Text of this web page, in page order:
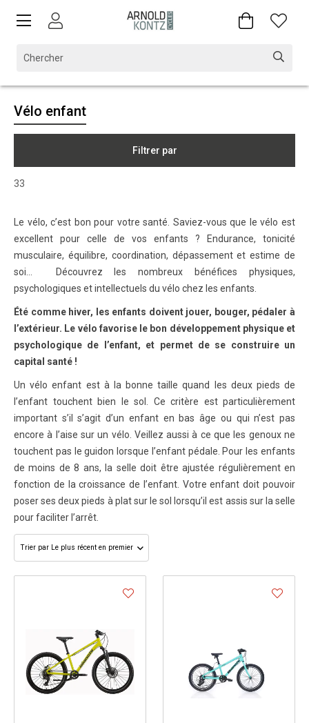
Vélo enfant
Filtrer par
33
Le vélo, c’est bon pour votre santé. Saviez-vous que le vélo est
excellent pour celle de vos enfants ? Endurance, tonicité
musculaire, équilibre, coordination, dépassement et estime de
soi… Découvrez les nombreux bénéfices physiques,
psychologiques et intellectuels du vélo chez les enfants.
Été comme hiver, les enfants doivent jouer, bouger, pédaler à
l’extérieur. Le vélo favorise le bon développement physique et
psychologique de l’enfant, et permet de se construire un
capital santé !
Un vélo enfant est à la bonne taille quand les deux pieds de
l’enfant touchent bien le sol. Ce critère est particulièrement
important s’il s’agit d’un enfant en bas âge ou qui n’est pas
encore à l’aise sur un vélo. Veillez aussi à ce que les genoux ne
touchent pas le guidon lorsque l’enfant pédale. Pour les enfants
de moins de 8 ans, la selle doit être ajustée régulièrement en
fonction de la croissance de l’enfant. Votre enfant doit pouvoir
poser ses deux pieds à plat sur le sol lorsqu’il est assis sur la selle
pour faciliter l’arrêt.